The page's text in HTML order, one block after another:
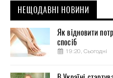
НЕЩОДАВНІ НОВИНИ
Як відновити
спосіб
19:20, Сьогодні